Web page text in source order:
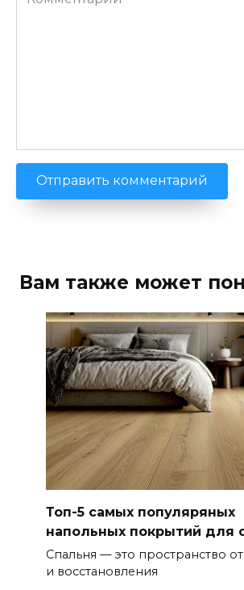
Вам также может
Топ-5 самых популяряных
напольных покрытий для
Спальня — это пространство
и восстановления